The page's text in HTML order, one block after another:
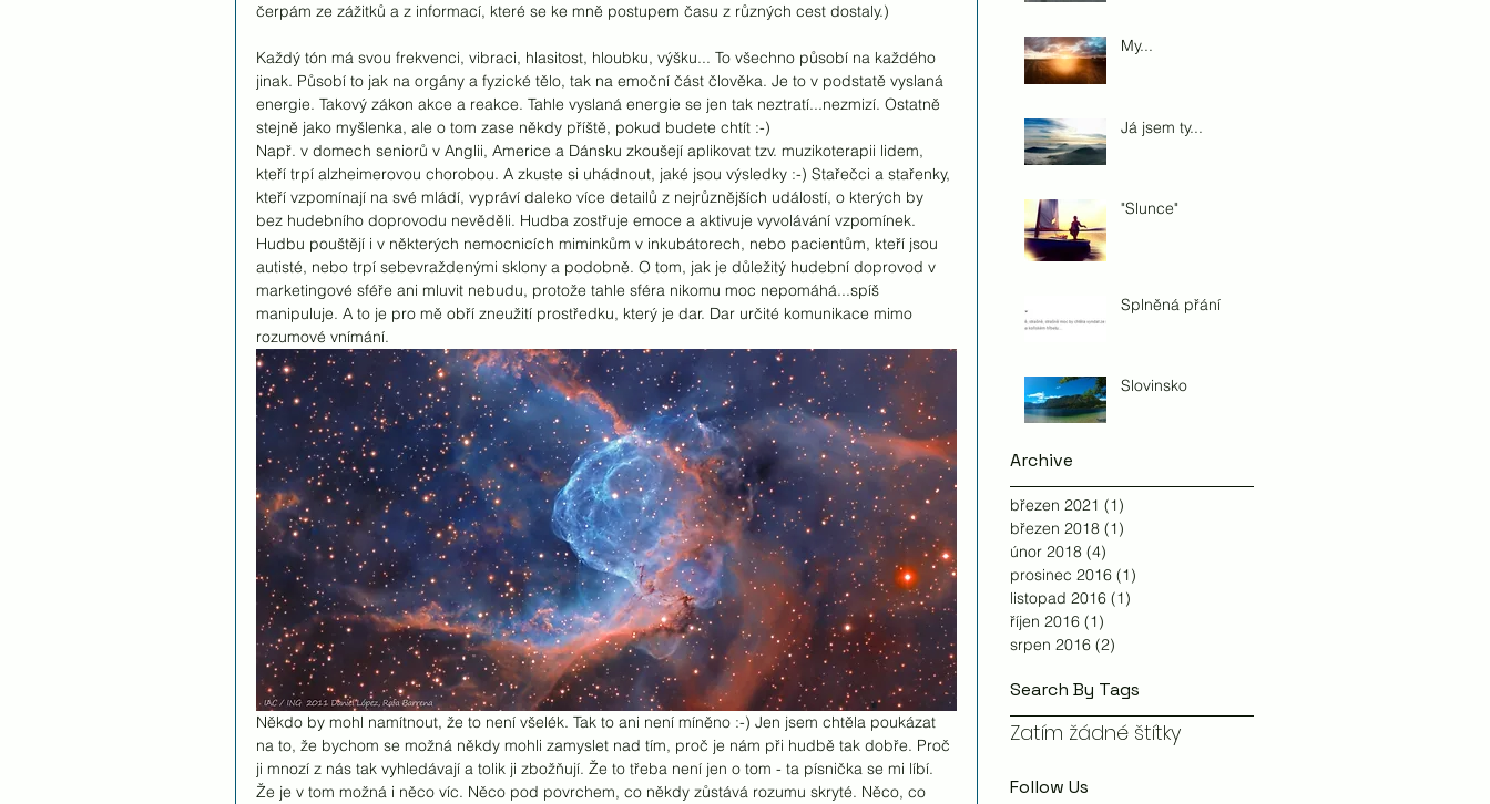
čerpám ze zážitků a z informací, které se ke mně postupem času z různých cest dostaly.)
Každý tón má svou frekvenci, vibraci, hlasitost, hloubku, výšku... To všechno působí na každého
jinak. Působí to jak na orgány a fyzické tělo, tak na emoční část člověka. Je to v podstatě vyslaná
energie. Takový zákon akce a reakce. Tahle vyslaná energie se jen tak neztratí...nezmizí. Ostatně
stejně jako myšlenka, ale o tom zase někdy příště, pokud budete chtít :-)
Např. v domech seniorů v Anglii, Americe a Dánsku zkoušejí aplikovat tzv. muzikoterapii lidem,
kteří trpí alzheimerovou chorobou. A zkuste si uhádnout, jaké jsou výsledky :-) Stařečci a stařenky,
kteří vzpomínají na své mládí, vypráví daleko více detailů z nejrůznějších událostí, o kterých by
bez hudebního doprovodu nevěděli. Hudba zostřuje emoce a aktivuje vyvolávání vzpomínek.
Hudbu pouštějí i v některých nemocnicích miminkům v inkubátorech, nebo pacientům, kteří jsou
autisté, nebo trpí sebevraždenými sklony a podobně. O tom, jak je důležitý hudební doprovod v
marketingové sféře ani mluvit nebudu, protože tahle sféra nikomu moc nepomáhá...spíš
manipuluje. A to je pro mě obří zneužití prostředku, který je dar. Dar určité komunikace mimo
rozumové vnímání.
Někdo by mohl namítnout, že to není všelék. Tak to ani není míněno :-) Jen jsem chtěla poukázat
na to, že bychom se možná někdy mohli zamyslet nad tím, proč je nám při hudbě tak dobře. Proč
ji mnozí z nás tak vyhledávají a tolik ji zbožňují. Že to třeba není jen o tom - ta písnička se mi líbí.
Že je v tom možná i něco víc. Něco pod povrchem, co někdy zůstává rozumu skryté. Něco, co
My...
Já jsem ty...
"Slunce"
Splněná přání
Slovinsko
Archive
březen 2021 (1)
březen 2018 (1)
únor 2018 (4)
prosinec 2016 (1)
listopad 2016 (1)
říjen 2016 (1)
srpen 2016 (2)
Search By Tags
Zatím žádné štítky
Follow Us